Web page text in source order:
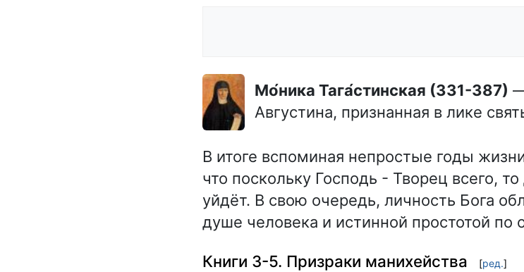
Мо́ника Тага́стинская (331-387)
Августина, признанная в лике
В итоге вспоминая непростые годы
что поскольку Господь - Творец всего,
уйдёт. В свою очередь, личность Бога
душе человека и истинной простотой
Книги 3-5. Призраки манихейства [ред.]